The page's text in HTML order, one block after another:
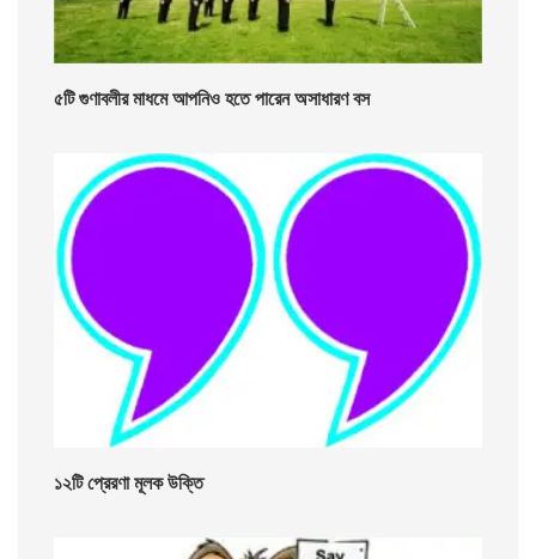
৫টি গুণাবলীর মাধমে আপনিও হতে পারেন অসাধারণ বস
১২টি প্রেরণা মূলক উক্তি